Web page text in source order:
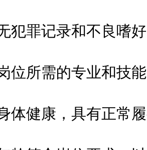
罪记录和不良嗜
所需的专业和技能
健康，具有正常履